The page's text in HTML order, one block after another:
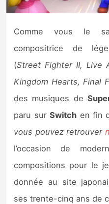
Tests et previews
Tests de jeux
Tests
Autres tests
Previews
Précommandes
Précommandes
Sorties de jeux
Comme vous le
compositrice de
(Street Fighter II, Live
Kingdom Hearts, Final
des musiques de
paru surSwitch en fin
vous pouvez retrouver
l’occasion de
compositions pour le
donnée au site
ses trente-cinq ans de